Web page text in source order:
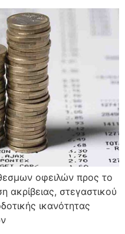
οφειλών προς το
ακρίβειας, στεγαστικού
ικανότητας